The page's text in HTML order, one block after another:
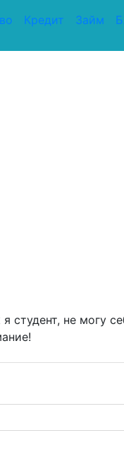
Кредит Займ
студент, не могу